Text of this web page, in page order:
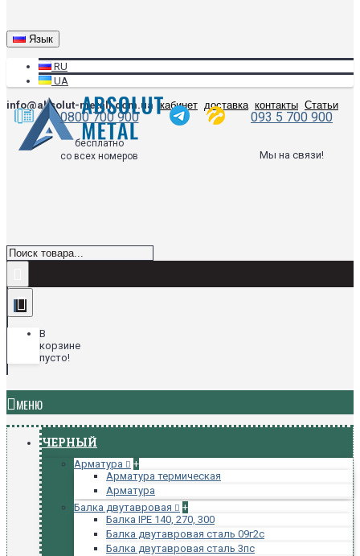
Язык
RU
UA
info@absolut-metall.com.ua
кабинет доставка контакты Статьи
0800 700 900 093 5 700 900
бесплатно
со всех номеров
Мы на связи!
В
корзине
пусто!
МЕНЮ
ЧЕРНЫЙ
Арматура
+
Арматура термическая
Арматура
Балка двутавровая
+
Балка IPE 140, 270, 300
Балка двутавровая сталь 09г2с
Балка двутавровая сталь 3пс